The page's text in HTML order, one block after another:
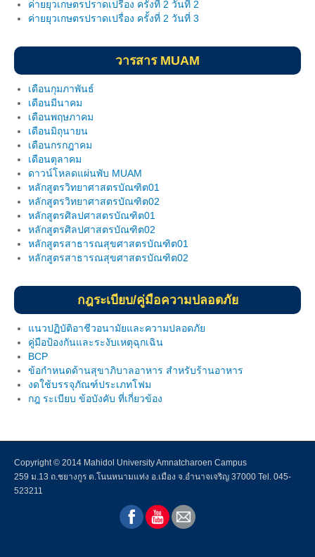
ค่ายยุวเกษตรปราดเปรื่อง ครั้งที่ 2 วันที่ 2
ค่ายยุวเกษตรปราดเปรื่อง ครั้งที่ 2 วันที่ 3
วารสาร MUAM
เดือนกุมภาพันธ์
เดือนมีนาคม
เดือนพฤษภาคม
เดือนมิถุนายน
เดือนกรกฎาคม
เดือนตุลาคม
ดาวน์โหลดแผ่นพับ MUAM
หลักสูตรวิทยาศาสตรบัณฑิต01
หลักสูตรวิทยาศาสตรบัณฑิต02
หลักสูตรศิลปศาสตรบัณฑิต01
หลักสูตรศิลปศาสตรบัณฑิต02
หลักสูตรสาธารณสุขศาสตรบัณฑิต01
หลักสูตรสาธารณสุขศาสตรบัณฑิต02
กฎระเบียบ/คู่มือความปลอดภัย
แนวปฏิบัติอาชีวอนามัยและความปลอดภัย
คู่มือป้องกันและระงับเหตุฉุกเฉิน
BCP
ข้อกำหนดด้านสุขาภิบาลอาหาร สำหรับร้านอาหาร
งดใช้บรรจุภัณฑ์ประเภทโฟม
กฎ ระเบียบ ข้อบังคับ ที่เกี่ยวข้อง
Copyright © 2014 Mahidol University Amnatcharoen Campus
259 ม.13 ถ.ชยางกูร ต.โนนหนามแท่ง อ.เมือง จ.อำนาจเจริญ 37000 Tel. 045-
523211